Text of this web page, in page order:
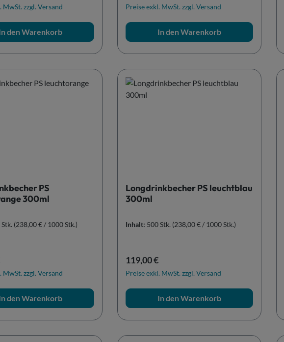
MwSt. zzgl. Versand
den Warenkorb
Preise exkl. MwSt. zzgl. Versand
In den Warenkorb
PS
300ml
(238,00 € / 1000 Stk.)
Preis:
MwSt. zzgl. Versand
den Warenkorb
Longdrinkbecher PS leuchtblau
300ml
Inhalt: 500 Stk. (238,00 € / 1000 Stk.)
Regulärer Preis:
119,00 €
Preise exkl. MwSt. zzgl. Versand
In den Warenkorb